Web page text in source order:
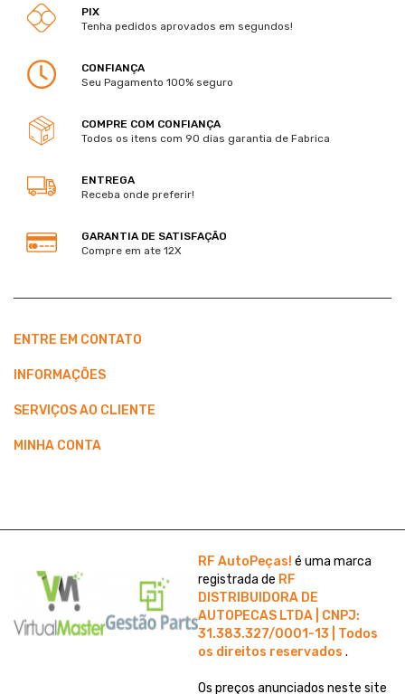
PIX
Tenha pedidos aprovados em segundos!
CONFIANÇA
Seu Pagamento 100% seguro
COMPRE COM CONFIANÇA
Todos os itens com 90 dias garantia de Fabrica
ENTREGA
Receba onde preferir!
GARANTIA DE SATISFAÇÃO
Compre em ate 12X
ENTRE EM CONTATO
INFORMAÇÕES
SERVIÇOS AO CLIENTE
MINHA CONTA
RF AutoPeças! é uma marca
registrada de RF
DISTRIBUIDORA DE
AUTOPECAS LTDA | CNPJ:
31.383.327/0001-13 | Todos
os direitos reservados.
Os preços anunciados neste site